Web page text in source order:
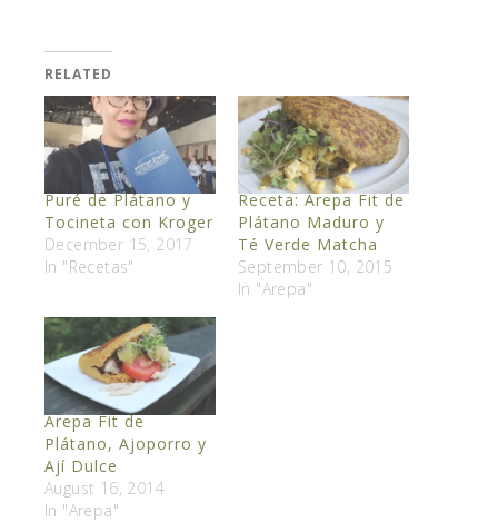
RELATED
Puré de Plátano y
Tocineta con Kroger
December 15, 2017
In "Recetas"
Receta: Arepa Fit de
Plátano Maduro y
Té Verde Matcha
September 10, 2015
In "Arepa"
Arepa Fit de
Plátano, Ajoporro y
Ají Dulce
August 16, 2014
In "Arepa"